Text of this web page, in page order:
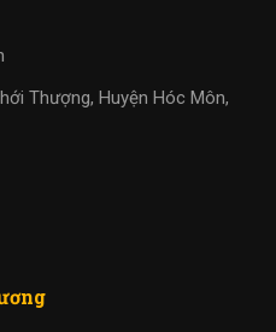
Thượng, Huyện Hóc Môn,